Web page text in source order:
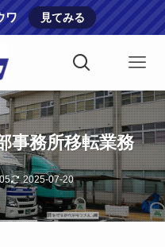
ワ 見てみる
事務所移転業務
2025-07-20